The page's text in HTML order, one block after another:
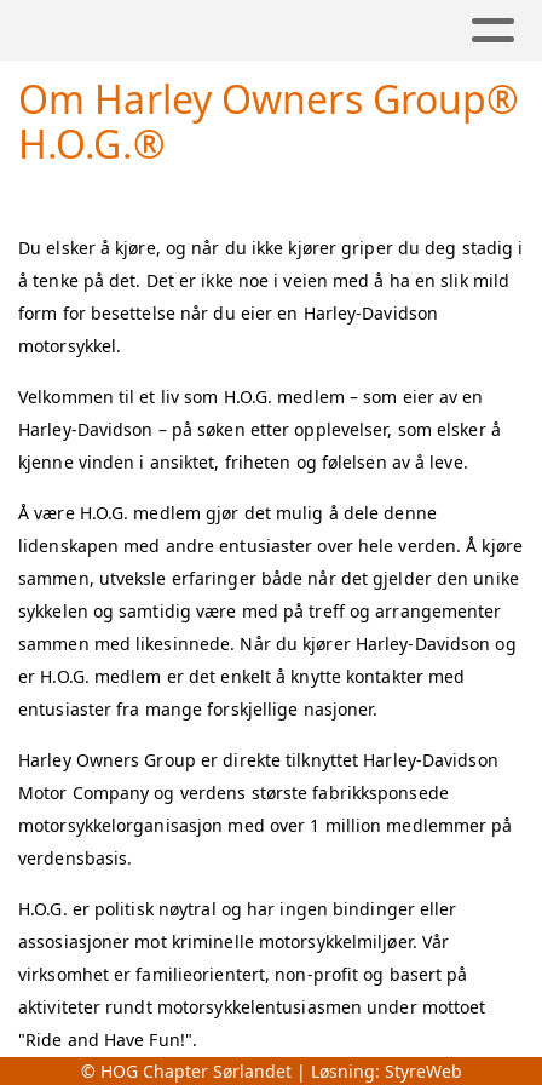
Om Harley Owners Group®
H.O.G.®
Du elsker å kjøre, og når du ikke kjører griper du deg stadig i
å tenke på det. Det er ikke noe i veien med å ha en slik mild
form for besettelse når du eier en Harley-Davidson
motorsykkel.
Velkommen til et liv som H.O.G. medlem – som eier av en
Harley-Davidson – på søken etter opplevelser, som elsker å
kjenne vinden i ansiktet, friheten og følelsen av å leve.
Å være H.O.G. medlem gjør det mulig å dele denne
lidenskapen med andre entusiaster over hele verden. Å kjøre
sammen, utveksle erfaringer både når det gjelder den unike
sykkelen og samtidig være med på treff og arrangementer
sammen med likesinnede. Når du kjører Harley-Davidson og
er H.O.G. medlem er det enkelt å knytte kontakter med
entusiaster fra mange forskjellige nasjoner.
Harley Owners Group er direkte tilknyttet Harley-Davidson
Motor Company og verdens største fabrikksponsede
motorsykkelorganisasjon med over 1 million medlemmer på
verdensbasis.
H.O.G. er politisk nøytral og har ingen bindinger eller
assosiasjoner mot kriminelle motorsykkelmiljøer. Vår
virksomhet er familieorientert, non-profit og basert på
aktiviteter rundt motorsykkelentusiasmen under mottoet
"Ride and Have Fun!".
© HOG Chapter Sørlandet | Løsning: StyreWeb